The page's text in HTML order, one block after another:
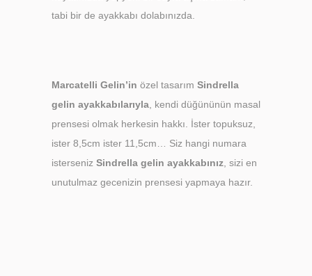
tabi bir de ayakkabı dolabınızda.
Marcatelli Gelin’in özel tasarım Sindrella
gelin ayakkabılarıyla , kendi düğününün masal
prensesi olmak herkesin hakkı. İster topuksuz,
ister 8,5cm ister 11,5cm… Siz hangi numara
isterseniz Sindrella gelin ayakkabınız , sizi en
unutulmaz gecenizin prensesi yapmaya hazır.